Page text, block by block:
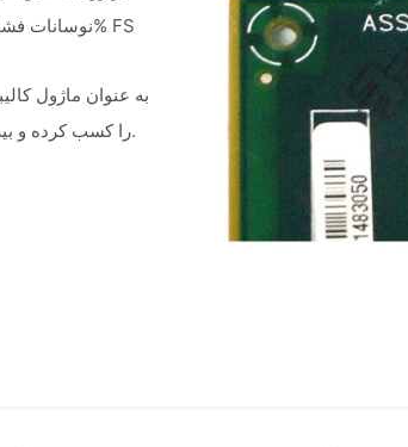
تجهیزات ICU، گواهینامه پزشکی ISO 13485 را کسب کرده و بیش از 20,000 سال نصب شده است.